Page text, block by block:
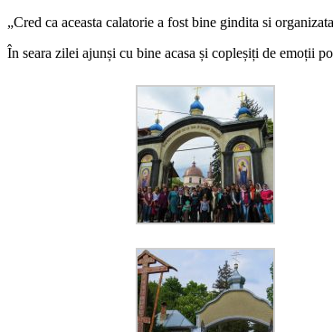
„Cred ca aceasta calatorie a fost bine gindita si
În seara zilei ajunși cu bine acasa și copleșiți de emoții